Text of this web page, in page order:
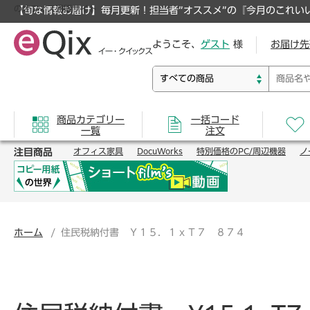
【旬な情報お届け】毎月更新！担当者”オススメ”の『今月のこれい
のオフィス通販サイト
ようこそ、 ゲスト 様 お届け
商品カテゴリー
一覧
一括コード
注文
注目商品 オフィス家具 DocuWorks 特別価格のPC/周辺機器 ノ
ホーム 住民税納付書 Ｙ１５．１ｘＴ７ ８７４